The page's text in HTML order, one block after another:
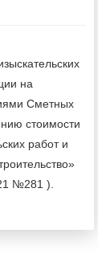
на
Сметных
стоимости
работ и
№281 ).